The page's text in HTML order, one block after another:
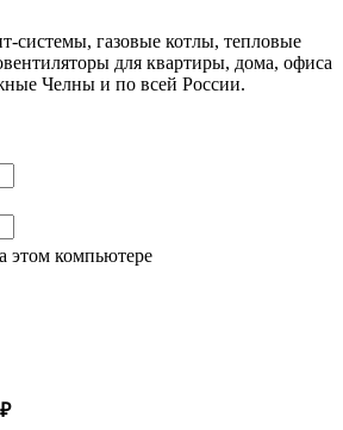
системы, газовые котлы, тепловые
для квартиры, дома, офиса
Челны и по всей России.
этом компьютере